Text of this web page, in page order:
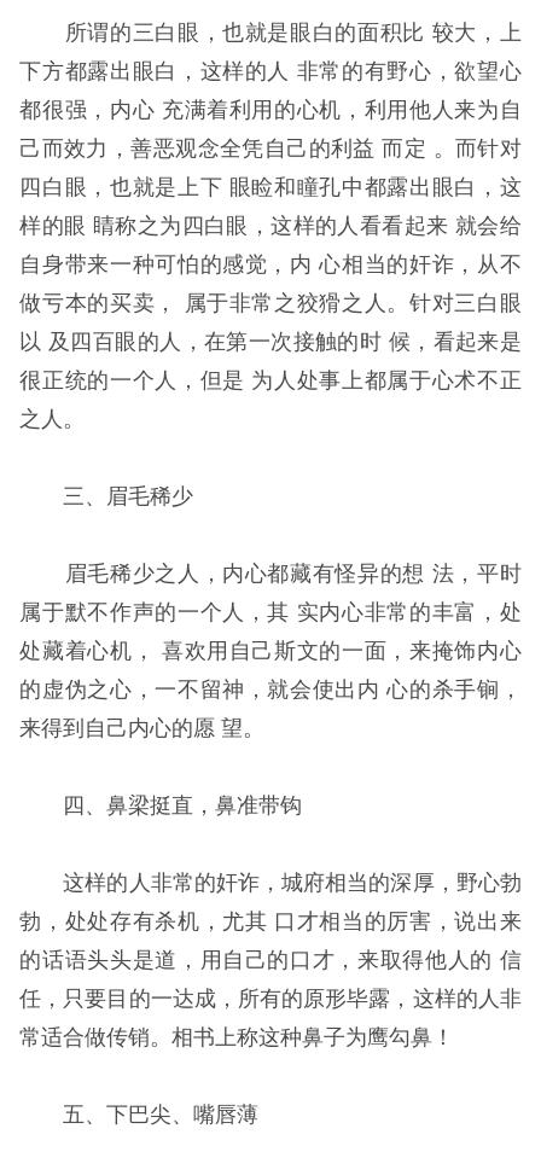
所谓的三白眼，也就是眼白的面积比 较大，上
下方都露出眼白，这样的人 非常的有野心，欲望心
都很强，内心 充满着利用的心机，利用他人来为自
己而效力，善恶观念全凭自己的利益 而定 。而针对
四白眼，也就是上下 眼睑和瞳孔中都露出眼白，这
样的眼 睛称之为四白眼，这样的人看看起来 就会给
自身带来一种可怕的感觉，内 心相当的奸诈，从不
做亏本的买卖， 属于非常之狡猾之人。针对三白眼
以 及四百眼的人，在第一次接触的时 候，看起来是
很正统的一个人，但是 为人处事上都属于心术不正
之人。
三、眉毛稀少
眉毛稀少之人，内心都藏有怪异的想 法，平时
属于默不作声的一个人，其 实内心非常的丰富，处
处藏着心机， 喜欢用自己斯文的一面，来掩饰内心
的虚伪之心，一不留神，就会使出内 心的杀手锏，
来得到自己内心的愿 望。
四、鼻梁挺直，鼻准带钩
这样的人非常的奸诈，城府相当的深厚，野心勃
勃，处处存有杀机，尤其 口才相当的厉害，说出来
的话语头头是道，用自己的口才，来取得他人的 信
任，只要目的一达成，所有的原形毕露，这样的人非
常适合做传销。相书上称这种鼻子为鹰勾鼻！
五、下巴尖、嘴唇薄